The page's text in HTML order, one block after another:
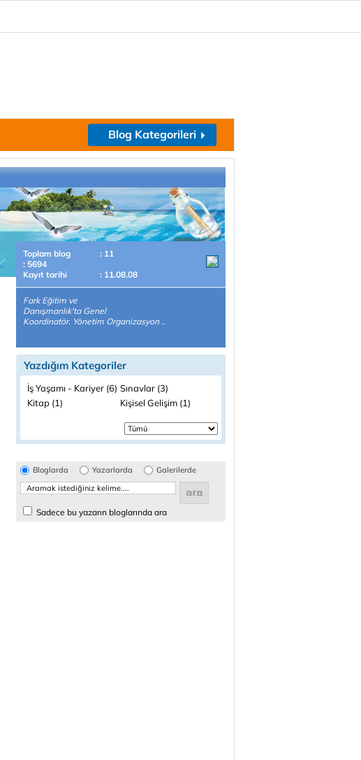
Blog Kategorileri
Toplam blog
: 11
: 5694
Kayıt tarihi
: 11.08.08
Fark Eğitim ve
Danışmanlık'ta Genel
Koordinatör. Yönetim Organizasyon ..
Yazdığım Kategoriler
İş Yaşamı - Kariyer (6) Sınavlar (3)
Kitap (1)
Kişisel Gelişim (1)
Bloglarda Yazarlarda Galerilerde
Sadece bu yazarın bloglarında ara